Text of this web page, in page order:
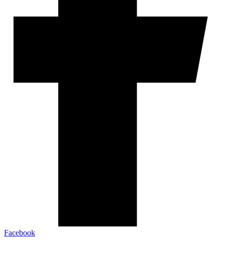
Facebook